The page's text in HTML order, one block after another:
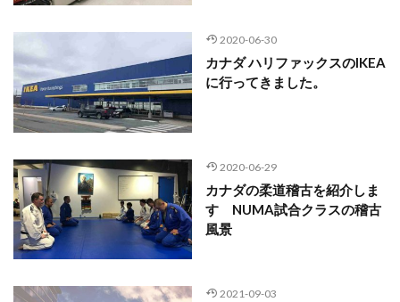
2020-06-30
カナダ ハリファックスのIKEA
に行ってきました。
2020-06-29
カナダの柔道稽古を紹介しま
す NUMA試合クラスの稽古
風景
2021-09-03